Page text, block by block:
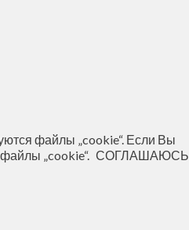
файлы „cookie“. Если Вы
„cookie“. СОГЛАШАЮСЬ